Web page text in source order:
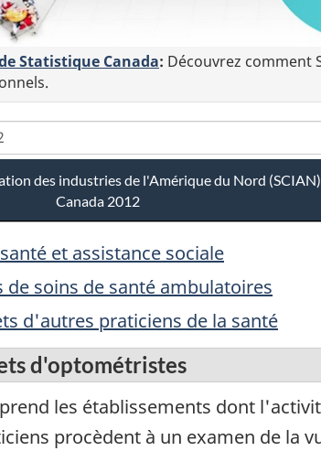
Statistique Canada: Découvrez comment
des industries de l'Amérique du Nord (SCIAN)
Canada 2012
et assistance sociale
de soins de santé ambulatoires
d'autres praticiens de la santé
d'optométristes
les établissements dont
procèdent à un examen de la